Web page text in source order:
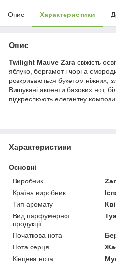
Опис Характеристики
Опис
Twilight Mauve Zara свіжість
яблуко, бергамот і чорна
розкриваються букетом ніжних,
Вишукані акценти базових нот,
підкреслюють елегантну
Характеристики
Основні
Виробник
Країна виробник
Тип аромату
Вид парфумерної
продукції
Початкова нота
Нота серця
Кінцева нота